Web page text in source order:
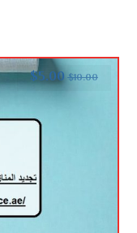
$10.00
$5.00